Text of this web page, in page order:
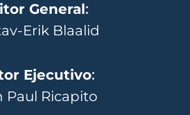
General:
Erik Blaalid
Ejecutivo:
Paul Ricapito